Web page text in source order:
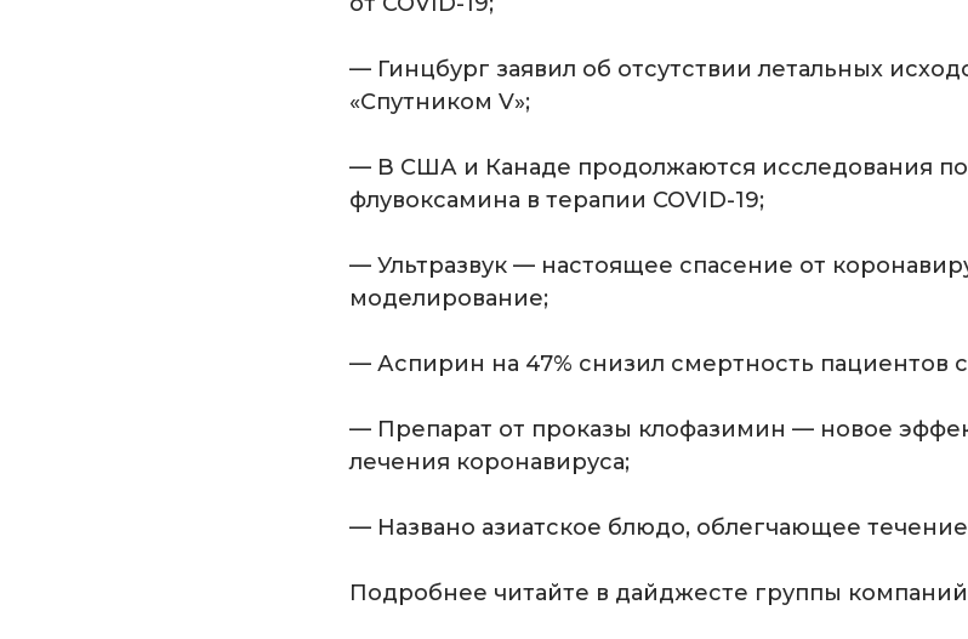
— Гинцбург заявил об отсутствии летальных
«Спутником V»;
— В США и Канаде продолжаются исследования
флувоксамина в терапии COVID-19;
— Ультразвук — настоящее спасение от
моделирование;
— Аспирин на 47% снизил смертность пациентов с
— Препарат от проказы клофазимин — новое
лечения коронавируса;
— Названо азиатское блюдо, облегчающее
Подробнее читайте в дайджесте группы